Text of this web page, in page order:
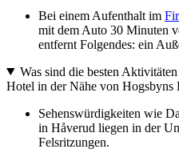
Bei einem Aufenthalt im
mit dem Auto 30 Minuten
entfernt Folgendes: ein
Was sind die besten
Hotel in der Nähe von Hogsbyns
Sehenswürdigkeiten wie
in Håverud liegen in der
Felsritzungen.